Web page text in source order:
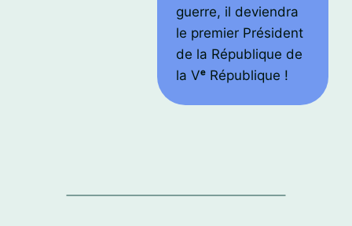
guerre, il deviendra
le premier Président
de la République de
la Vᵉ République !